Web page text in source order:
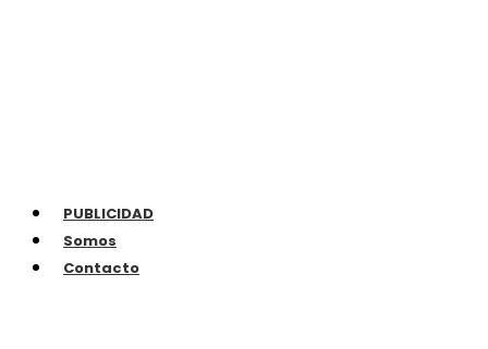
PUBLICIDAD
Somos
Contacto